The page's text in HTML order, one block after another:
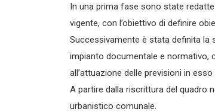
In una prima fase sono state redatte
vigente, con l’obiettivo di definire
Successivamente è stata definita la
impianto documentale e normativo,
all’attuazione delle previsioni in
A partire dalla riscrittura del quadro
urbanistico comunale.